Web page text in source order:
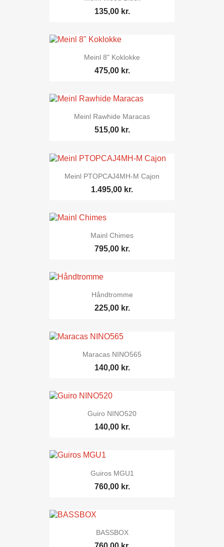
135,00 kr.
Meinl 8" Koklokke
475,00 kr.
Meinl Rawhide Maracas
515,00 kr.
Meinl PTOPCAJ4MH-M Cajon
1.495,00 kr.
Mainl Chimes
795,00 kr.
Håndtromme
225,00 kr.
Maracas NINO565
140,00 kr.
Guiro NINO520
140,00 kr.
Guiros MGU1
760,00 kr.
BASSBOX